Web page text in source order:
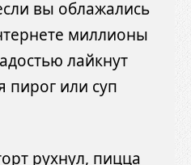
вы облажались
миллионы
лайкнут
или суп
рухнул, пицца